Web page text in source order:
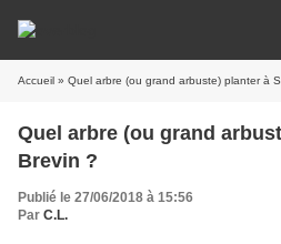
Accueil » Quel arbre (ou grand arbuste) planter à
Quel arbre (ou grand arbuste) planter à Saint
Brevin ?
Publié le 27/06/2018 à 15:56
Par C.L.